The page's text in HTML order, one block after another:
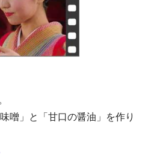
噌」と「甘口の醤油」を作り